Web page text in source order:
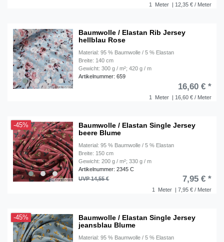
1 Meter | 12,35 € / Meter
Baumwolle / Elastan Rib Jersey
hellblau Rose
Material: 95 % Baumwolle / 5 % Elastan
Breite: 140 cm
Gewicht: 300 g / m²; 420 g / m
Artikelnummer: 659
1 Meter | 16,60 € / Meter
16,60 € *
-45%
Baumwolle / Elastan Single Jersey
beere Blume
Material: 95 % Baumwolle / 5 % Elastan
Breite: 150 cm
Gewicht: 200 g / m²; 330 g / m
Artikelnummer: 2345 C
1 Meter | 7,95 € / Meter
UVP 14,55 € 7,95 € *
-45%
Baumwolle / Elastan Single Jersey
jeansblau Blume
Material: 95 % Baumwolle / 5 % Elastan